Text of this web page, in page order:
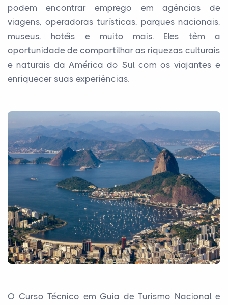
podem encontrar emprego em agências de
viagens, operadoras turísticas, parques nacionais,
museus, hotéis e muito mais. Eles têm a
oportunidade de compartilhar as riquezas culturais
e naturais da América do Sul com os viajantes e
enriquecer suas experiências.
O Curso Técnico em Guia de Turismo Nacional e